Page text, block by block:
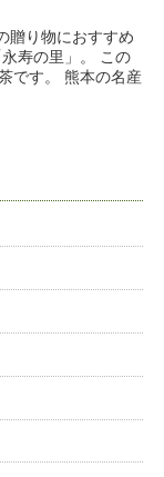
贈り物におすすめ
寿の里」。 この
です。 熊本の名産